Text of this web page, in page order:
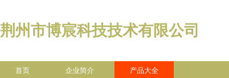
荆州市博宸科技技术有限公司
首页 企业简介 产品大全